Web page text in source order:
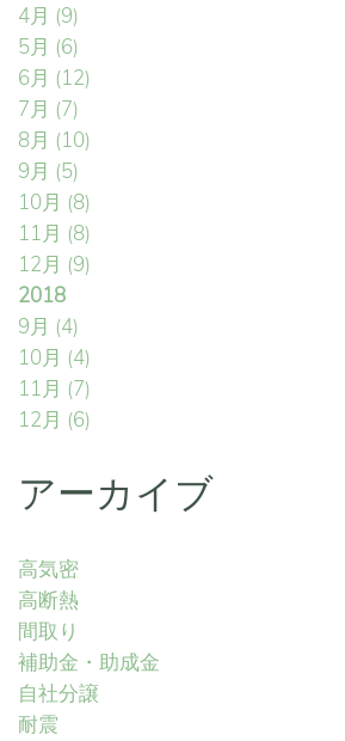
4月 (9)
5月 (6)
6月 (12)
7月 (7)
8月 (10)
9月 (5)
10月 (8)
11月 (8)
12月 (9)
2018
9月 (4)
10月 (4)
11月 (7)
12月 (6)
アーカイブ
高気密
高断熱
間取り
補助金・助成金
自社分譲
耐震